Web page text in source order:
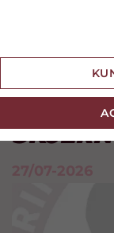
27/07-2026